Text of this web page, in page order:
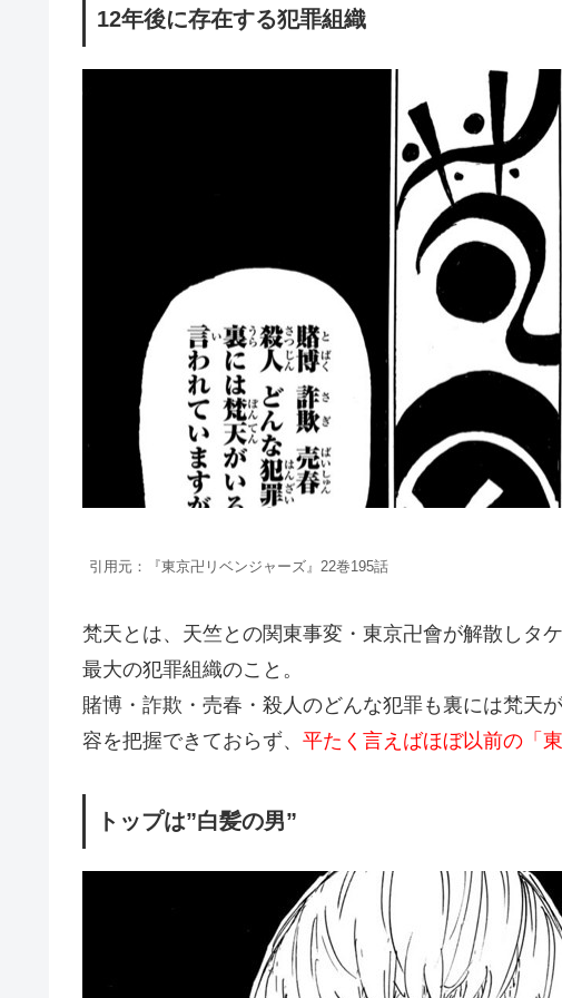
12年後に存在する犯罪組織
引用元：『東京卍リベンジャーズ』22巻195話
梵天とは、天竺との関東事変・東京卍會が解散しタ
最大の犯罪組織のこと。
賭博・詐欺・売春・殺人のどんな犯罪も裏には梵天
容を把握できておらず、 平たく言えばほぼ以前の「東
トップは”白髪の男”